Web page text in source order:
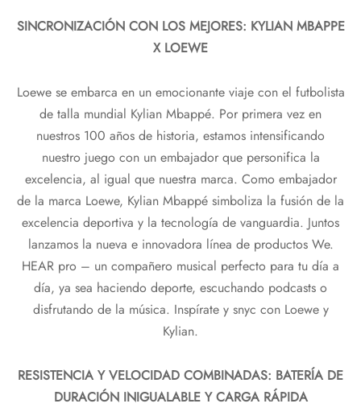
SINCRONIZACIÓN CON LOS MEJORES: KYLIAN MBAPPE
X LOEWE
Loewe se embarca en un emocionante viaje con el futbolista
de talla mundial Kylian Mbappé. Por primera vez en
nuestros 100 años de historia, estamos intensificando
nuestro juego con un embajador que personifica la
excelencia, al igual que nuestra marca. Como embajador
de la marca Loewe, Kylian Mbappé simboliza la fusión de la
excelencia deportiva y la tecnología de vanguardia. Juntos
lanzamos la nueva e innovadora línea de productos We.
HEAR pro – un compañero musical perfecto para tu día a
día, ya sea haciendo deporte, escuchando podcasts o
disfrutando de la música. Inspírate y snyc con Loewe y
Kylian.
RESISTENCIA Y VELOCIDAD COMBINADAS: BATERÍA DE
DURACIÓN INIGUALABLE Y CARGA RÁPIDA